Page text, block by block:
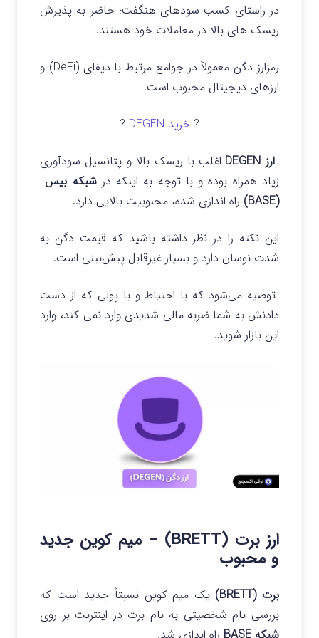
در راستای کسب سودهای هنگفت؛ حاضر به پذیرش
ریسک‌ های بالا در معاملات خود هستند.
رمزارز دگن معمولاً در جوامع مرتبط با دیفای (DeFi) و
ارزهای دیجیتال محبوب است.
? خرید DEGEN ?
ارز DEGEN
اغلب با ریسک بالا و پتانسیل سودآوری
زیاد همراه بوده و با توجه به اینکه درشبکه بیس
(BASE)
راه اندازی شده، محبوبیت بالایی دارد.
این نکته را در نظر داشته باشید که قیمت دگن به
شدت نوسان دارد و بسیار غیرقابل پیش‌بینی است.
توصیه می‌شود که با احتیاط و با پولی که از دست
دادنش به شما ضربه مالی شدیدی وارد نمی کند، وارد
این بازار شوید.
ارز برت (BRETT) – میم کوین جدید
و محبوب
برت (BRETT)
یک میم کوین نسبتاً جدید است که
بررسی نام شخصیتی به نام برت در اینترنت بر روی